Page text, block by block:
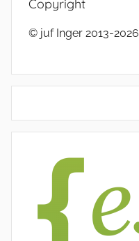
Copyright
© juf Inger 2013-2026